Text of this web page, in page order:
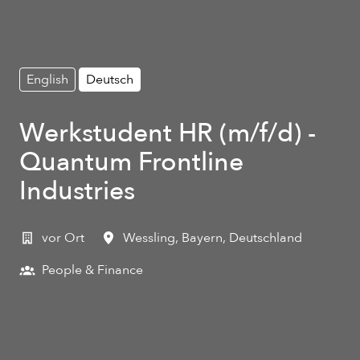
English Deutsch
Werkstudent HR (m/f/d) -
Quantum Frontline
Industries
vor Ort Wessling, Bayern, Deutschland
People & Finance